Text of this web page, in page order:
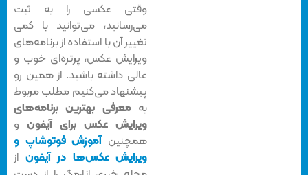
وقتی عکسی را به ثبت
می‌رسانید، می‌توانید با کمی
تغییر آن با استفاده از برنامه‌های
ویرایش عکس، پرتره‌ای خوب و
عالی داشته باشید. از همین رو
پیشنهاد می‌کنیم مطلب مربوط
معرفی بهترین برنامه‌های
ویرایش عکس برای آیفونو
همچنینآموزش فوتوشاپ و
ویرایش عکس‌ها در آیفوناز